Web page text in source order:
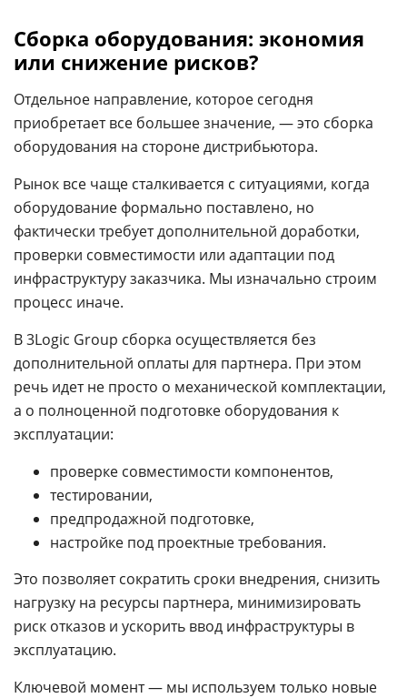
Сборка оборудования: экономия
или снижение рисков?
Отдельное направление, которое сегодня
приобретает все большее значение, — это сборка
оборудования на стороне дистрибьютора.
Рынок все чаще сталкивается с ситуациями, когда
оборудование формально поставлено, но
фактически требует дополнительной доработки,
проверки совместимости или адаптации под
инфраструктуру заказчика. Мы изначально строим
процесс иначе.
В 3Logic Group сборка осуществляется без
дополнительной оплаты для партнера. При этом
речь идет не просто о механической комплектации,
а о полноценной подготовке оборудования к
эксплуатации:
проверке совместимости компонентов,
тестировании,
предпродажной подготовке,
настройке под проектные требования.
Это позволяет сократить сроки внедрения, снизить
нагрузку на ресурсы партнера, минимизировать
риск отказов и ускорить ввод инфраструктуры в
эксплуатацию.
Ключевой момент — мы используем только новые